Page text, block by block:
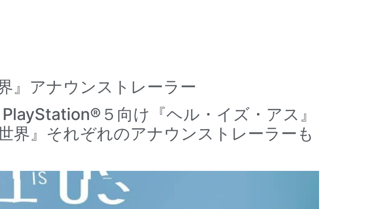
』アナウンストレーラー
５向け『ヘル・イズ・アス』
界』それぞれのアナウンストレーラーも